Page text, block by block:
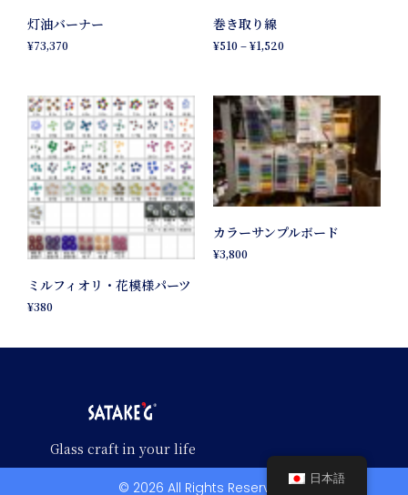
灯油バーナー
¥73,370
巻き取り線
¥510–¥1,520
ミルフィオリ・花模様パーツ
¥380
カラーサンプルボード
¥3,800
Glass craft in your life
© 2026 All Rights Reserved.
日本語